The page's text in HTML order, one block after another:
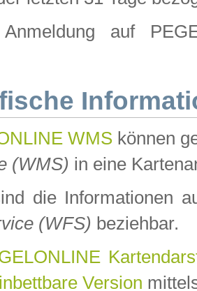
auf
WMS können
(WMS) in eine
die Informationen
(WFS) beziehbar.
Version